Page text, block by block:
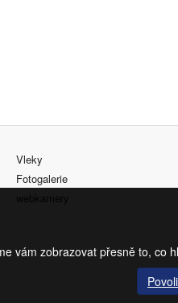
Vleky
Fotogalerie
vám zobrazovat přesně to,